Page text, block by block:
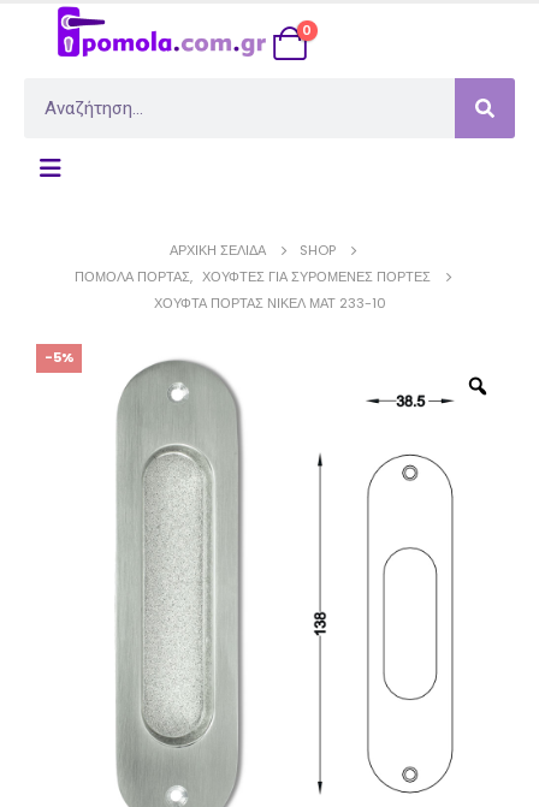
0
ΑΡΧΙΚΉ ΣΕΛΊΔΑ
SHOP
ΠΌΜΟΛΑ ΠΌΡΤΑΣ, ΧΟΎΦΤΕΣ ΓΙΑ ΣΥΡΌΜΕΝΕΣ ΠΌΡΤΕΣ
ΧΟΎΦΤΑ ΠΌΡΤΑΣ ΝΊΚΕΛ ΜΑΤ 233-10
-5%